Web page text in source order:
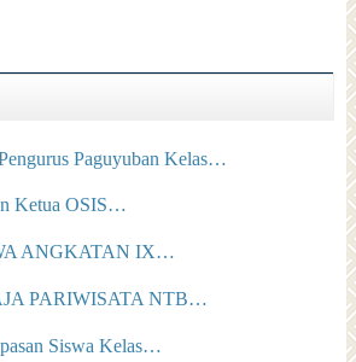
Paguyuban Kelas…
Ketua OSIS…
ANGKATAN IX…
PARIWISATA NTB…
Siswa Kelas…